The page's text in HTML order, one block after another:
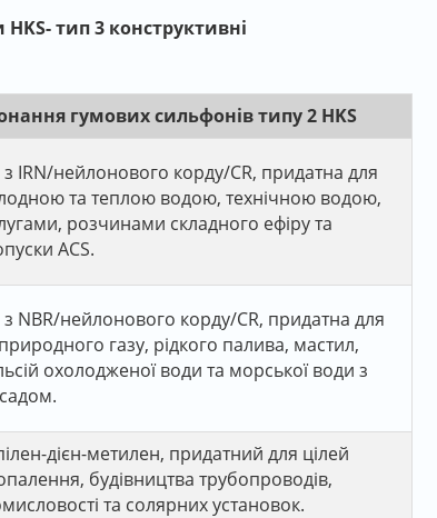
тип 3 конструктивні
гумових сильфонів типу 2 HKS
з IRN/нейлонового корду/CR, придатна для
та теплою водою, технічною водою,
розчинами складного ефіру та
ACS.
з NBR/нейлонового корду/CR, придатна для
газу, рідкого палива, мастил,
охолодженої води та морської води з
дієн-метилен, придатний для цілей
будівництва трубопроводів,
та солярних установок.